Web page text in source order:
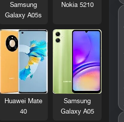
Nokia 5210
Samsung
Galaxy A05s
Samsung
Galaxy A05
Huawei Mate
40